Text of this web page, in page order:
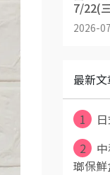
7/22(
2026-
最新
1
2
瑯保